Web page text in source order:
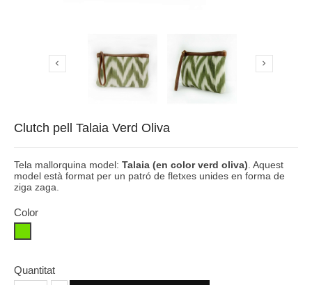
 
Clutch pell Talaia Verd Oliva
Tela mallorquina model: Talaia (en color verd oliva) . Aquest
model està format per un patró de fletxes unides en forma de
ziga zaga.
Color
Lima
Quantitat